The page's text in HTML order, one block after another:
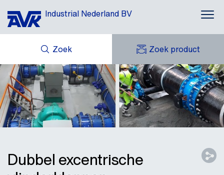
Industrial Nederland BV
Zoek Zoek product
NIEUWS
DOWNLOADS
CASE STORIES
CONTACT
MIJN OFFERTES
MIJN AVK
AVK HOLDING (GROUP)
AVK NEDERLAND
Dubbel excentrische